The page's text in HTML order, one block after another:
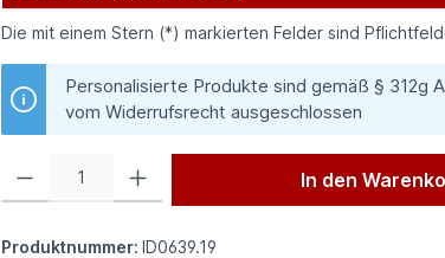
Die mit einem Stern (*) markierten Felder sind
Personalisierte Produkte sind gemäß § 312g
vom Widerrufsrecht ausgeschlossen
In den
Produktnummer: ID0639.19